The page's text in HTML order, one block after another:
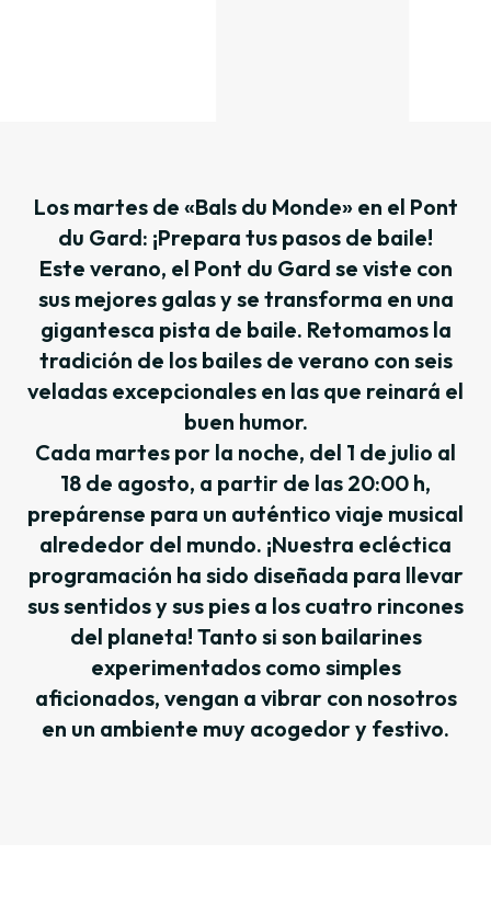
Los martes de «Bals du Monde» en el Pont
du Gard: ¡Prepara tus pasos de baile!
Este verano, el Pont du Gard se viste con
sus mejores galas y se transforma en una
gigantesca pista de baile. Retomamos la
tradición de los bailes de verano con seis
veladas excepcionales en las que reinará el
buen humor.
Cada martes por la noche, del 1 de julio al
18 de agosto, a partir de las 20:00 h,
prepárense para un auténtico viaje musical
alrededor del mundo. ¡Nuestra ecléctica
programación ha sido diseñada para llevar
sus sentidos y sus pies a los cuatro rincones
del planeta! Tanto si son bailarines
experimentados como simples
aficionados, vengan a vibrar con nosotros
en un ambiente muy acogedor y festivo.